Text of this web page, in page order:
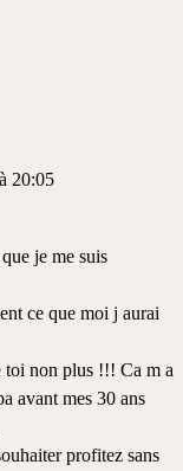
20:05
je me suis
ce que moi j aurai
toi non plus !!! Ca m a
avant mes 30 ans
profitez sans